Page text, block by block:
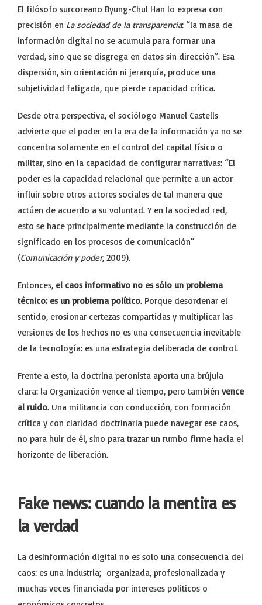
El filósofo surcoreano Byung-Chul Han lo expresa con
precisión en La sociedad de la transparencia: “la masa de
información digital no se acumula para formar una
verdad, sino que se disgrega en datos sin dirección”. Esa
dispersión, sin orientación ni jerarquía, produce una
subjetividad fatigada, que pierde capacidad crítica.
Desde otra perspectiva, el sociólogo Manuel Castells
advierte que el poder en la era de la información ya no se
concentra solamente en el control del capital físico o
militar, sino en la capacidad de configurar narrativas: “El
poder es la capacidad relacional que permite a un actor
influir sobre otros actores sociales de tal manera que
actúen de acuerdo a su voluntad. Y en la sociedad red,
esto se hace principalmente mediante la construcción de
significado en los procesos de comunicación”
(Comunicación y poder, 2009).
Entonces, el caos informativo no es sólo un problema
técnico: es un problema político. Porque desordenar el
sentido, erosionar certezas compartidas y multiplicar las
versiones de los hechos no es una consecuencia inevitable
de la tecnología: es una estrategia deliberada de control.
Frente a esto, la doctrina peronista aporta una brújula
clara: la Organización vence al tiempo, pero también vence
al ruido. Una militancia con conducción, con formación
crítica y con claridad doctrinaria puede navegar ese caos,
no para huir de él, sino para trazar un rumbo firme hacia el
horizonte de liberación.
Fake news: cuando la mentira es
la verdad
La desinformación digital no es solo una consecuencia del
caos: es una industria; organizada, profesionalizada y
muchas veces financiada por intereses políticos o